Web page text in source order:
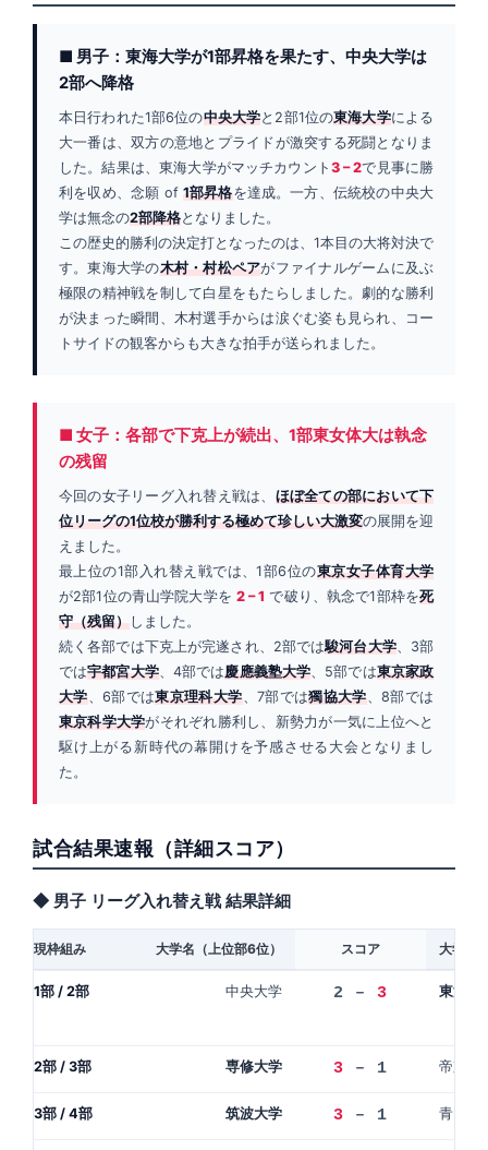
■ 男子：東海大学が1部昇格を果たす、中央大学は
2部へ降格
本日行われた1部6位の中央大学と2部1位の東海大学による
大一番は、双方の意地とプライドが激突する死闘となりま
した。結果は、東海大学がマッチカウント 3 – 2で見事に勝
利を収め、念願 of 1部昇格を達成。一方、伝統校の中央大
学は無念の2部降格となりました。
この歴史的勝利の決定打となったのは、1本目の大将対決で
す。東海大学の木村・村松ペアがファイナルゲームに及ぶ
極限の精神戦を制して白星をもたらしました。劇的な勝利
が決まった瞬間、木村選手からは涙ぐむ姿も見られ、コー
トサイドの観客からも大きな拍手が送られました。
■ 女子：各部で下克上が続出、1部東女体大は執念
の残留
今回の女子リーグ入れ替え戦は、 ほぼ全ての部において下
位リーグの1位校が勝利する極めて珍しい大激変の展開を迎
えました。
最上位の1部入れ替え戦では、1部6位の東京女子体育大学
が2部1位の青山学院大学を 2 – 1 で破り、執念で1部枠を死
守（残留）
しました。
続く各部では下克上が完遂され、2部では駿河台大学、3部
では宇都宮大学、4部では慶應義塾大学、5部では東京家政
大学、6部では東京理科大学、7部では獨協大学、8部では
東京科学大学がそれぞれ勝利し、新勢力が一気に上位へと
駆け上がる新時代の幕開けを予感させる大会となりまし
た。
試合結果速報（詳細スコア）
◆ 男子 リーグ入れ替え戦 結果詳細
現枠組み 大学名（上位部6位） スコア 大学名
1部 / 2部 中央大学 2 – 3 東海大
2部 / 3部 専修大学 3 – 1 帝京大
3部 / 4部 筑波大学 3 – 1 青山学